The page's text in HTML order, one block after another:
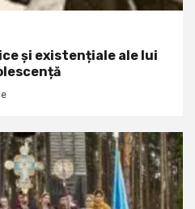
și existențiale ale lui